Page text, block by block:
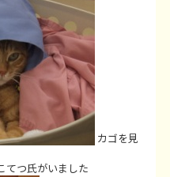
カゴを見
氏がいました